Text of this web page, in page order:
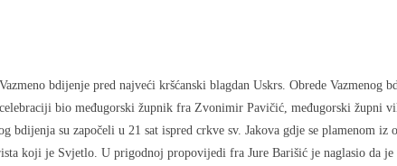
bdijenje pred najveći kršćanski blagdan Uskrs. Obrede
bio međugorski župnik fra Zvonimir Pavičić, međugorski župni
bdijenja su započeli u 21 sat ispred crkve sv. Jakova gdje se plamenom
koji je Svjetlo. U prigodnoj propovijedi fra Jure Barišić je naglasio da je